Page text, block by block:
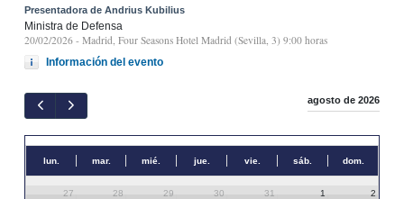
Presentadora de Andrius Kubilius
Ministra de Defensa
20/02/2026 - Madrid, Four Seasons Hotel Madrid (Sevilla, 3) 9:00 horas
Información del evento
agosto de 2026
lun. mar. mié. jue. vie. sáb. dom.
27 28 29 30 31 1 2